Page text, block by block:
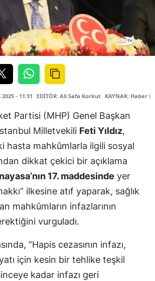
- 11:31 EDİTÖR: Ali Safa Korkut KAYNAK: Haber
Partisi (MHP) Genel Başkan
Milletvekili Feti Yıldız,
hasta mahkûmlarla ilgili sosyal
dikkat çekici bir açıklama
17. maddesinde yer
ilkesine atıf yaparak, sağlık
mahkûmların infazlarının
vurguladı.
“Hapis cezasının infazı,
için kesin bir tehlike teşkil
kadar infazı geri